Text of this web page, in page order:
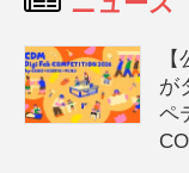
が
ペ